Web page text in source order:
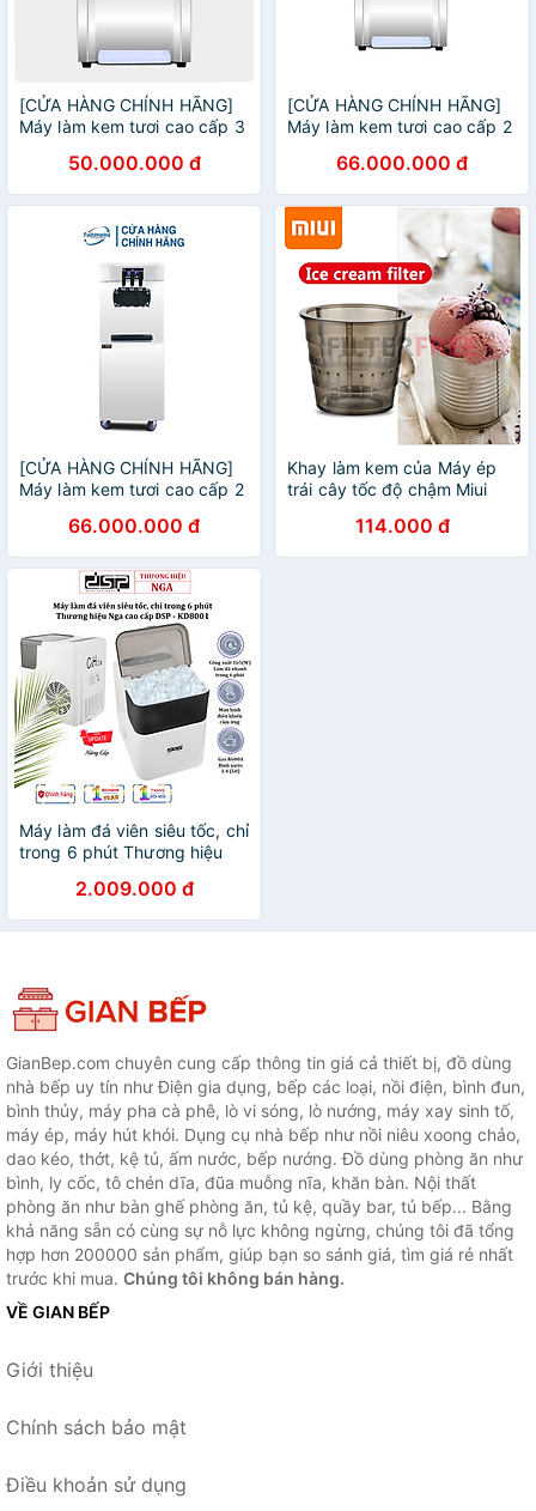
[CỬA HÀNG CHÍNH HÃNG]
Máy làm kem tươi cao cấp 3
50.000.000 đ
[CỬA HÀNG CHÍNH HÃNG]
Máy làm kem tươi cao cấp 2
66.000.000 đ
[CỬA HÀNG CHÍNH HÃNG]
Máy làm kem tươi cao cấp 2
66.000.000 đ
Khay làm kem của Máy ép
trái cây tốc độ chậm Miui
JE-B05B, XKJ-03B, B01B
mã B11 - Hàng Nhập Khẩu
114.000 đ
Máy làm đá viên siêu tốc, chỉ
trong 6 phút Thương hiệu
Công suất làm đá 90-165W,
sản lượng 12kg/24h, Dung
tích bình chứa 1,4 lit - HÀNG
2.009.000 đ
GianBep.com chuyên cung cấp thông tin giá cả thiết bị, đồ dùng
nhà bếp uy tín như Điện gia dụng, bếp các loại, nồi điện, bình đun,
bình thủy, máy pha cà phê, lò vi sóng, lò nướng, máy xay sinh tố,
máy ép, máy hút khói. Dụng cụ nhà bếp như nồi niêu xoong chảo,
dao kéo, thớt, kệ tủ, ấm nước, bếp nướng. Đồ dùng phòng ăn như
bình, ly cốc, tô chén dĩa, đũa muỗng nĩa, khăn bàn. Nội thất
phòng ăn như bàn ghế phòng ăn, tủ kệ, quầy bar, tủ bếp... Bằng
khả năng sẵn có cùng sự nỗ lực không ngừng, chúng tôi đã tổng
hợp hơn 200000 sản phẩm, giúp bạn so sánh giá, tìm giá rẻ nhất
trước khi mua. Chúng tôi không bán hàng.
VỀ GIAN BẾP
Giới thiệu
Chính sách bảo mật
Điều khoản sử dụng